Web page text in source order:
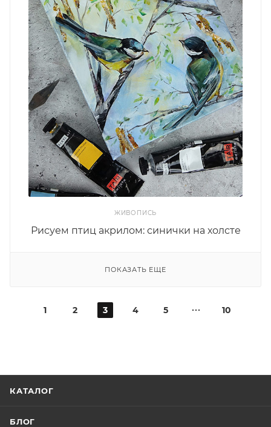
ЖИВОПИСЬ
Рисуем птиц акрилом: синички на холсте
ПОКАЗАТЬ ЕЩЕ
1 2 3 4 5 10
КАТАЛОГ
БЛОГ